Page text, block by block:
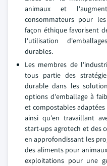
animaux et
consommateurs pour
façon éthique favorisent
l'utilisation
durables.
Les membres de
tous partie des
durable dans les
options d'emballage à
et compostables
ainsi qu'en travaillant
start-ups agrotech et des
en approfondissant les
des aliments pour
exploitations pour une